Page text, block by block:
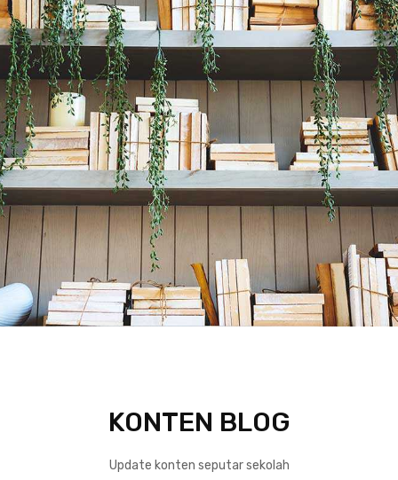
KONTEN BLOG
Update konten seputar sekolah